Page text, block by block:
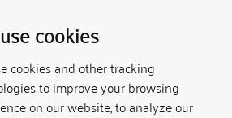
cookies
cookies and other tracking
to improve your browsing
on our website, to analyze our
použity k
vydávány
jinou
než autora.
shall not